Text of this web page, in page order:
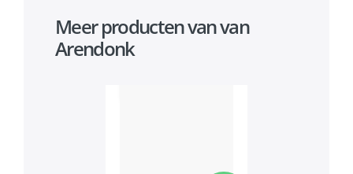
Meer producten van van
Arendonk